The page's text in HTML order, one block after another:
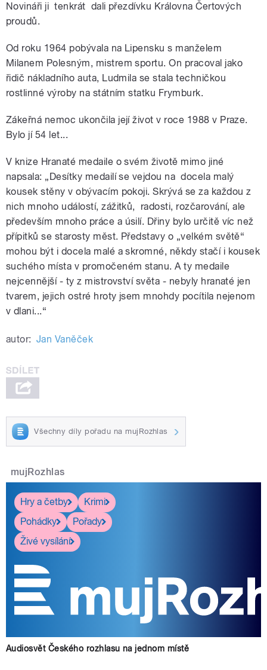
Novináři ji tenkrát dali přezdívku Královna Čertových
proudů.
Od roku 1964 pobývala na Lipensku s manželem
Milanem Polesným, mistrem sportu. On pracoval jako
řidič nákladního auta, Ludmila se stala techničkou
rostlinné výroby na státním statku Frymburk.
Zákeřná nemoc ukončila její život v roce 1988 v Praze.
Bylo jí 54 let...
V knize Hranaté medaile o svém životě mimo jiné
napsala: „Desítky medailí se vejdou na docela malý
kousek stěny v obývacím pokoji. Skrývá se za každou z
nich mnoho událostí, zážitků, radosti, rozčarování, ale
především mnoho práce a úsilí. Dřiny bylo určitě víc než
přípitků se starosty měst. Představy o „velkém světě“
mohou být i docela malé a skromné, někdy stačí i kousek
suchého místa v promočeném stanu. A ty medaile
nejcennější - ty z mistrovství světa - nebyly hranaté jen
tvarem, jejich ostré hroty jsem mnohdy pocítila nejenom
v dlani...“
autor: Jan Vaněček
Všechny díly pořadu na mujRozhlas
mujRozhlas
Hry a četby
Krimi
Pohádky
Pořady
Živé vysílání
Audiosvět Českého rozhlasu na jednom místě